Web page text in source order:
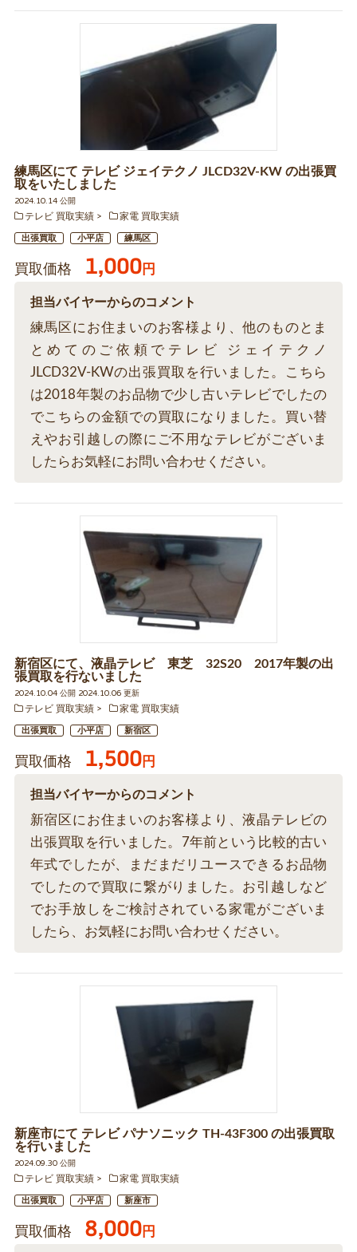
練馬区にて テレビ ジェイテクノ JLCD32V-KW の出張買
取をいたしました
2024.10.14 公開
テレビ 買取実績
家電 買取実績
出張買取 小平店 練馬区
買取価格 1,000円
担当バイヤーからのコメント
練馬区にお住まいのお客様より、他のものとま
とめてのご依頼でテレビ ジェイテクノ
JLCD32V-KWの出張買取を行いました。こちら
は2018年製のお品物で少し古いテレビでしたの
でこちらの金額での買取になりました。買い替
えやお引越しの際にご不用なテレビがございま
したらお気軽にお問い合わせください。
新宿区にて、液晶テレビ 東芝 32S20 2017年製の出
張買取を行ないました
2024.10.04 公開 2024.10.06 更新
テレビ 買取実績
家電 買取実績
出張買取 小平店 新宿区
買取価格 1,500円
担当バイヤーからのコメント
新宿区にお住まいのお客様より、液晶テレビの
出張買取を行いました。7年前という比較的古い
年式でしたが、まだまだリユースできるお品物
でしたので買取に繋がりました。お引越しなど
でお手放しをご検討されている家電がございま
したら、お気軽にお問い合わせください。
新座市にて テレビ パナソニック TH-43F300 の出張買取
を行いました
2024.09.30 公開
テレビ 買取実績
家電 買取実績
出張買取 小平店 新座市
買取価格 8,000円